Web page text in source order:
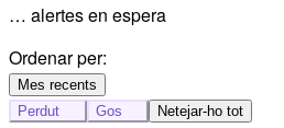
… alertes en espera
Ordenar per:
Mes recents
Perdut
Gos Netejar-ho tot